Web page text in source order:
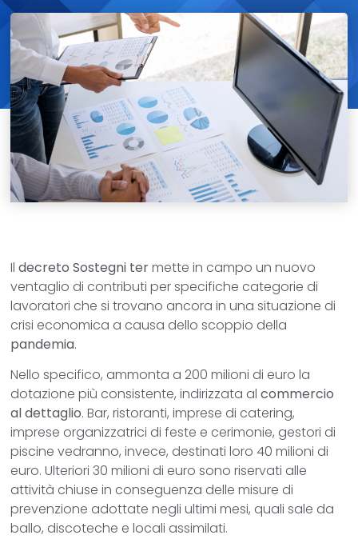
Ildecreto Sostegni termette in campo un nuovo
ventaglio di contributi per specifiche categorie di
lavoratori che si trovano ancora in una situazione di
crisi economica a causa dello scoppio della
pandemia.
Nello specifico, ammonta a 200 milioni di euro la
dotazione più consistente, indirizzata alcommercio
al dettaglio. Bar, ristoranti, imprese di catering,
imprese organizzatrici di feste e cerimonie, gestori di
piscine vedranno, invece, destinati loro 40 milioni di
euro. Ulteriori 30 milioni di euro sono riservati alle
attività chiuse in conseguenza delle misure di
prevenzione adottate negli ultimi mesi, quali sale da
ballo, discoteche e locali assimilati.